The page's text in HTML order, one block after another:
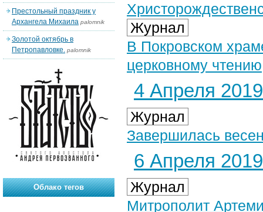
Журнал
В Покровском
церковному чтению
4 Апреля 2019
Журнал
Завершилась
6 Апреля 2019
Журнал
Митрополит
Престольный праздник у
Архангела Михаила palomnik
Золотой октябрь в
Петропавловке. palomnik
Облако тегов